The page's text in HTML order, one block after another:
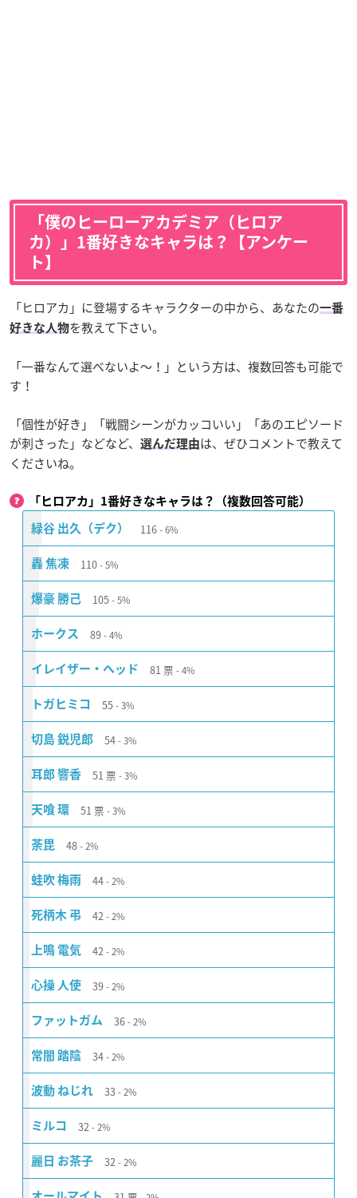
「僕のヒーローアカデミア（ヒロア
カ）」1番好きなキャラは？【アンケー
ト】
「ヒロアカ」に登場するキャラクターの中から、あなたの一番
好きな人物を教えて下さい。
「一番なんて選べないよ〜！」という方は、複数回答も可能で
す！
「個性が好き」「戦闘シーンがカッコいい」「あのエピソード
が刺さった」などなど、
選んだ理由は、ぜひコメントで教えて
くださいね。
「ヒロアカ」1番好きなキャラは？（複数回答可能）
緑谷 出久（デク） 116 6%
轟 焦凍 110 5%
爆豪 勝己 105 5%
ホークス 89 4%
イレイザー・ヘッド 81 票 4%
トガヒミコ 55 3%
切島 鋭児郎 54 3%
耳郎 響香 51 票 3%
天喰 環 51 票 3%
荼毘 48 2%
蛙吹 梅雨 44 2%
死柄木 弔 42 2%
上鳴 電気 42 2%
心操 人使 39 2%
ファットガム 36 2%
常闇 踏陰 34 2%
波動 ねじれ 33 2%
ミルコ 32 2%
麗日 お茶子 32 2%